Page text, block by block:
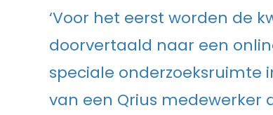
‘Voor het eerst worden de
doorvertaald naar een
speciale onderzoeksruimte
van een Qrius medewerker